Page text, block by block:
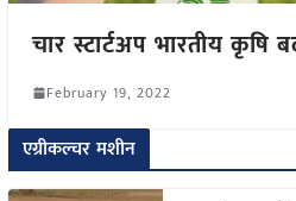
चार स्टार्टअप भारतीय कृषि
February 19, 2022
एग्रीकल्चर मशीन